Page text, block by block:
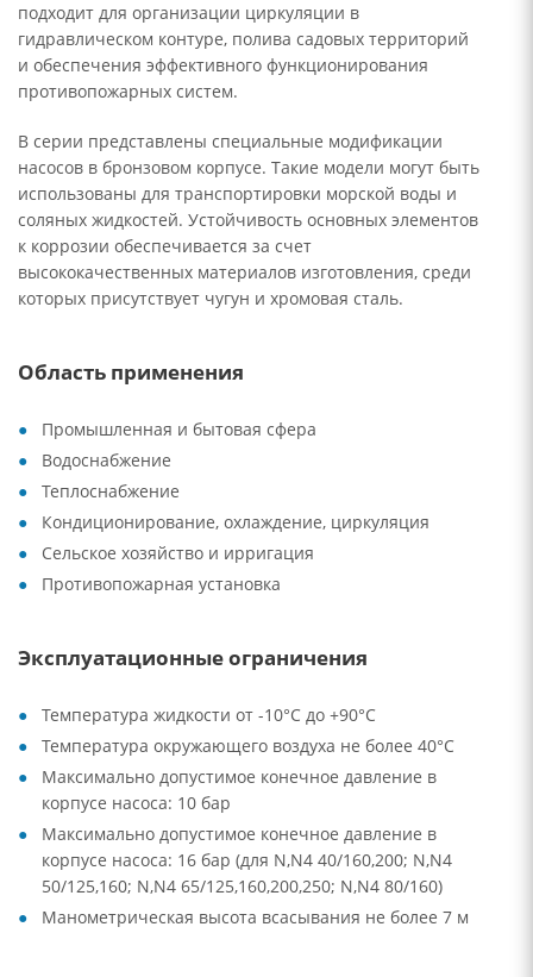
подходит для организации циркуляции в
гидравлическом контуре, полива садовых территорий
и обеспечения эффективного функционирования
противопожарных систем.
В серии представлены специальные модификации
насосов в бронзовом корпусе. Такие модели могут быть
использованы для транспортировки морской воды и
соляных жидкостей. Устойчивость основных элементов
к коррозии обеспечивается за счет
высококачественных материалов изготовления, среди
которых присутствует чугун и хромовая сталь.
Область применения
Промышленная и бытовая сфера
Водоснабжение
Теплоснабжение
Кондиционирование, охлаждение, циркуляция
Сельское хозяйство и ирригация
Противопожарная установка
Эксплуатационные ограничения
Температура жидкости от -10°C до +90°C
Температура окружающего воздуха не более 40°C
Максимально допустимое конечное давление в
корпусе насоса: 10 бар
Максимально допустимое конечное давление в
корпусе насоса: 16 бар (для N,N4 40/160,200; N,N4
50/125,160; N,N4 65/125,160,200,250; N,N4 80/160)
Манометрическая высота всасывания не более 7 м